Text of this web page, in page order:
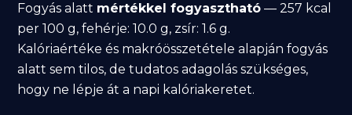
Fogyás alatt mértékkel fogyasztható — 257 kcal
per 100 g, fehérje: 10.0 g, zsír: 1.6 g.
Kalóriaértéke és makróösszetétele alapján fogyás
alatt sem tilos, de tudatos adagolás szükséges,
hogy ne lépje át a napi kalóriakeretet.